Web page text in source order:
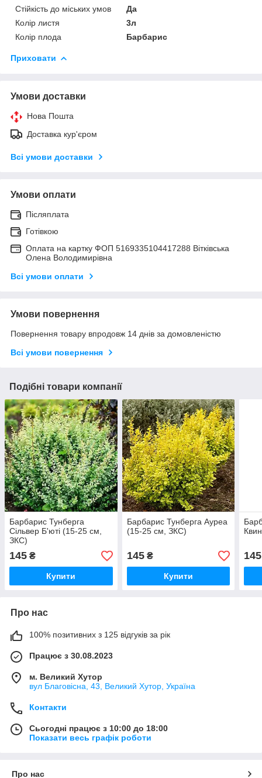
Стійкість до міських умов
Да
Колір листя
3л
Колір плода
Барбарис
Приховати
Умови доставки
Нова Пошта
Доставка кур'єром
Всі умови доставки
Умови оплати
Післяплата
Готівкою
Оплата на картку ФОП 5169335104417288 Вітківська
Олена Володимирівна
Всі умови оплати
Умови повернення
Повернення товару впродовж 14 днів за домовленістю
Всі умови повернення
Подібні товари компанії
Барбарис Тунберга
Сільвер Б'юті (15-25 см,
ЗКС)
145 ₴
Купити
Барбарис Тунберга Ауреа
(15-25 см, ЗКС)
145₴
Купити
145
Про нас
100% позитивних з 125 відгуків за рік
Працює з 30.08.2023
м. Великий Хутор
вул Благовісна, 43, Великий Хутор, Україна
Контакти
Сьогодні працює з 10:00 до 18:00
Показати весь графік роботи
Про нас